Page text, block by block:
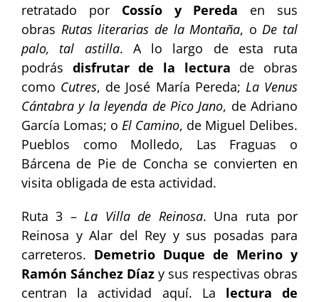
retratado porCossío y Pereda en sus
obras Rutas literarias de la Montaña, oDe tal
palo, tal astilla. A lo largo de esta ruta
podrás disfrutar de la lectura de obras
como Cutres, de José María Pereda; La Venus
Cántabra y la leyenda de Pico Jano, de Adriano
García Lomas; o El Camino, de Miguel Delibes.
Pueblos como Molledo, Las Fraguas o
Bárcena de Pie de Concha se convierten en
visita obligada de esta actividad.
Ruta 3 –La Villa de Reinosa. Una ruta por
Reinosa y Alar del Rey y sus posadas para
carreteros. Demetrio Duque de Merino y
Ramón Sánchez Díaz y sus respectivas obras
centran la actividad aquí. La lectura de